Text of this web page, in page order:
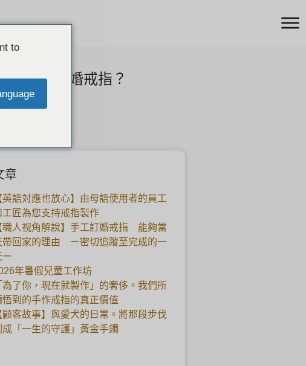
工制作结婚戒指？
章
英語対應也放心】由母語使用者的員工
工匠為您支持戒指製作
職人視角解說】手工訂婚戒指 能夠當
帶回家的理由 ー密切追蹤至完成的一
ー
年暑假兒童工作坊
為了你，現在就製作」的奢侈。我們所
悟到的手作戒指的真正價值
顧客故事】與愛犬的日常。將那段步伐
成「一生的守護」黃金手鐲
to